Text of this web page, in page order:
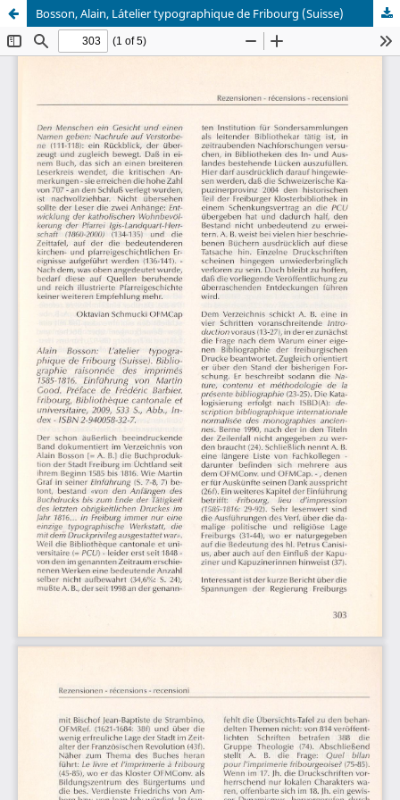
Bosson, Alain, L´atelier typographique de Fribourg (Suisse)